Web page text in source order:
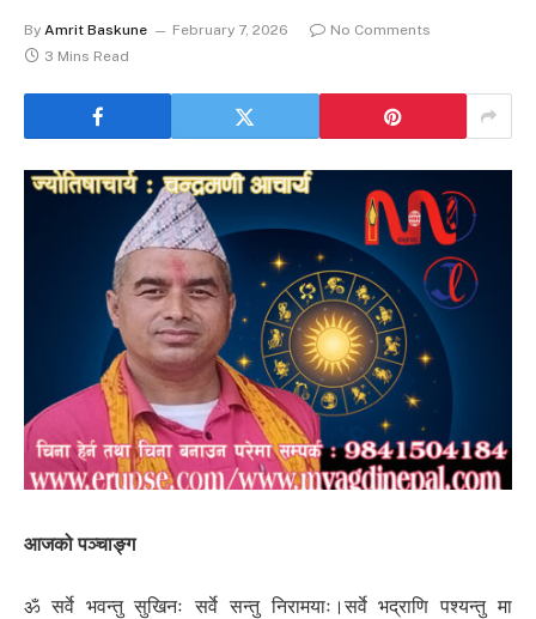
By Amrit Baskune February 7, 2026
No Comments
3 Mins Read
आजको पञ्चाङ्ग
ॐ सर्वे भवन्तु सुखिनः सर्वे सन्तु निरामयाः।सर्वे भद्राणि पश्यन्तु मा